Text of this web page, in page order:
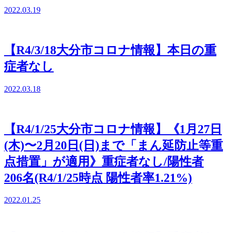
2022.03.19
【R4/3/18大分市コロナ情報】本日の重
症者なし
2022.03.18
【R4/1/25大分市コロナ情報】《1月27日
(木)〜2月20日(日)まで「まん延防止等重
点措置」が適用》重症者なし/陽性者
206名(R4/1/25時点 陽性者率1.21%)
2022.01.25